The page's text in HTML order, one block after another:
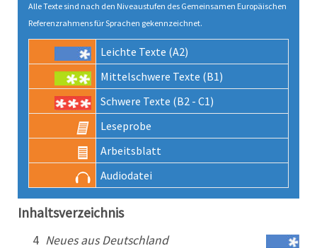
Alle Texte sind nach den Niveau­stufen des Gemeinsamen Europäischen
Referenz­rahmens für Sprachen gekenn­zeichnet.
Leichte Texte (A2)
Mittel­schwere Texte (B1)
Schwere Texte (B2 - C1)
Lese­probe
Arbeits­blatt
Audio­datei
Inhaltsverzeichnis
4 Neues aus Deutschland